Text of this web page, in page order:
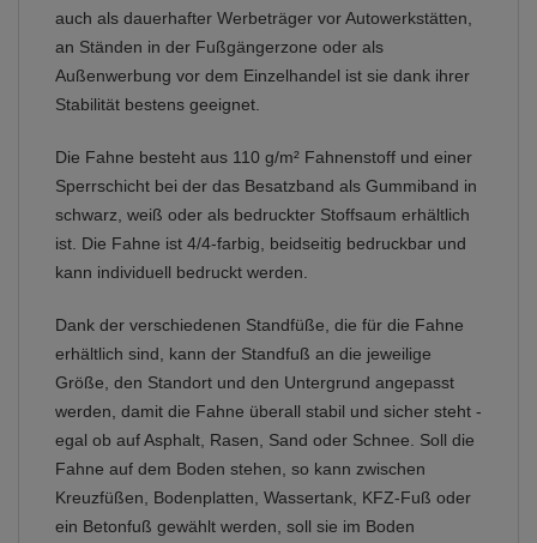
auch als dauerhafter Werbeträger vor Autowerkstätten,
an Ständen in der Fußgängerzone oder als
Außenwerbung vor dem Einzelhandel ist sie dank ihrer
Stabilität bestens geeignet.
Die Fahne besteht aus 110 g/m² Fahnenstoff und einer
Sperrschicht bei der das Besatzband als Gummiband in
schwarz, weiß oder als bedruckter Stoffsaum erhältlich
ist. Die Fahne ist 4/4-farbig, beidseitig bedruckbar und
kann individuell bedruckt werden.
Dank der verschiedenen Standfüße, die für die Fahne
erhältlich sind, kann der Standfuß an die jeweilige
Größe, den Standort und den Untergrund angepasst
werden, damit die Fahne überall stabil und sicher steht -
egal ob auf Asphalt, Rasen, Sand oder Schnee. Soll die
Fahne auf dem Boden stehen, so kann zwischen
Kreuzfüßen, Bodenplatten, Wassertank, KFZ-Fuß oder
ein Betonfuß gewählt werden, soll sie im Boden